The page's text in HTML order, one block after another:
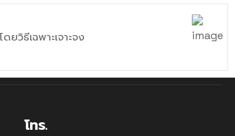
วิธีเฉพาะเจาะจง
โทร.